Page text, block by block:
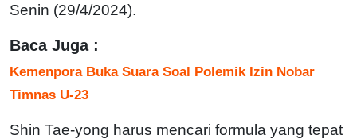
Senin (29/4/2024).
Baca Juga :
Kemenpora Buka Suara Soal Polemik Izin Nobar
Timnas U-23
Shin Tae-yong harus mencari formula yang tepat